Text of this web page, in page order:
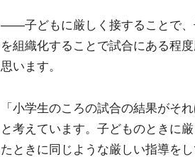
――子どもに厳しく接することで、
を組織化することで試合にある程
思います。
「小学生のころの試合の結果が
と考えています。子どものときに
たときに同じような厳しい指導を